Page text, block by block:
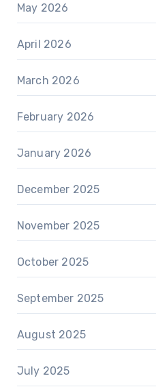
May 2026
April 2026
March 2026
February 2026
January 2026
December 2025
November 2025
October 2025
September 2025
August 2025
July 2025